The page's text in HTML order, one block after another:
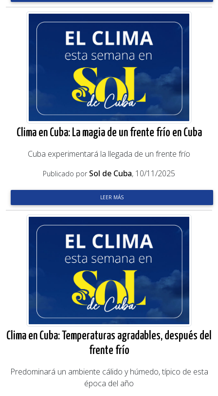
Clima en Cuba: La magia de un frente frío en Cuba
Cuba experimentará la llegada de un frente frío
Publicado por Sol de Cuba, 10/11/2025
LEER MÁS
Clima en Cuba: Temperaturas agradables, después del
frente frío
Predominará un ambiente cálido y húmedo, típico de esta
época del año